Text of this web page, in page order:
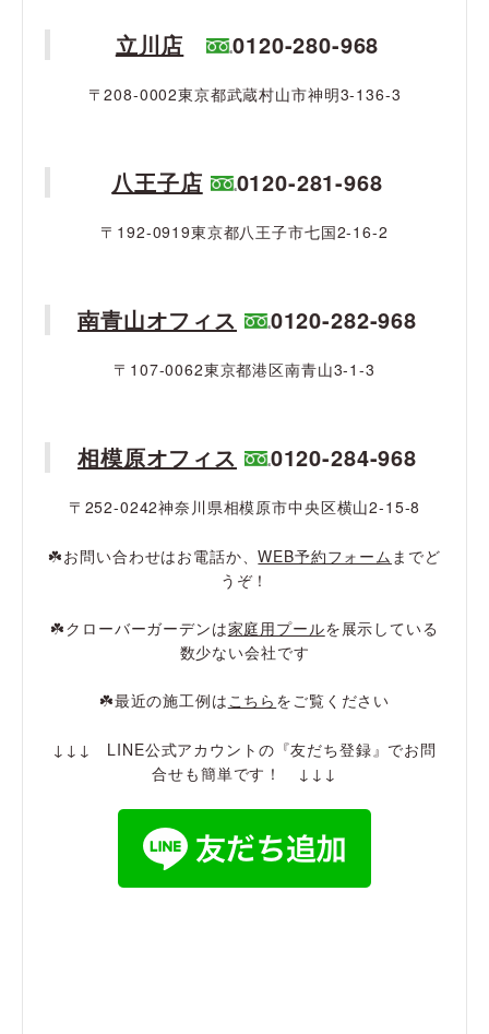
立川店 0120-280-968
〒208-0002東京都武蔵村山市神明3-136-3
八王子店 0120-281-968
〒192-0919東京都八王子市七国2-16-2
南青山オフィス 0120-282-968
〒107-0062東京都港区南青山3-1-3
相模原オフィス 0120-284-968
〒252-0242神奈川県相模原市中央区横山2-15-8
☘️お問い合わせはお電話か、WEB予約フォーム までど
うぞ！
☘️クローバーガーデンは家庭用プールを展示している
数少ない会社です
☘️最近の施工例はこちら をご覧ください
↓↓↓ LINE公式アカウントの『友だち登録』でお問
合せも簡単です！ ↓↓↓